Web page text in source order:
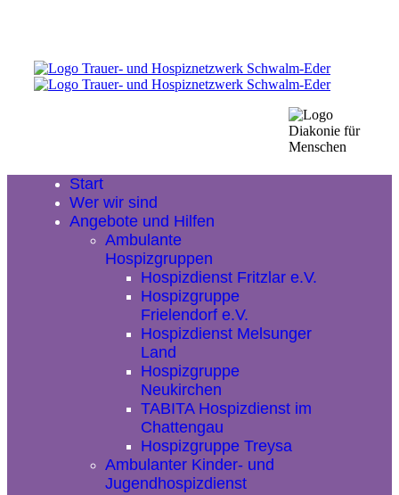
Start
Wer wir sind
Angebote und Hilfen
Ambulante
Hospizgruppen
Hospizdienst Fritzlar e.V.
Hospizgruppe
Frielendorf e.V.
Hospizdienst Melsunger
Land
Hospizgruppe
Neukirchen
TABITA Hospizdienst im
Chattengau
Hospizgruppe Treysa
Ambulanter Kinder- und
Jugendhospizdienst